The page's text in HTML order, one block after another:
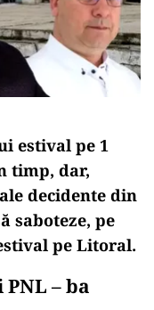
estival pe 1
timp, dar,
decidente din
saboteze, pe
pe Litoral.
– ba